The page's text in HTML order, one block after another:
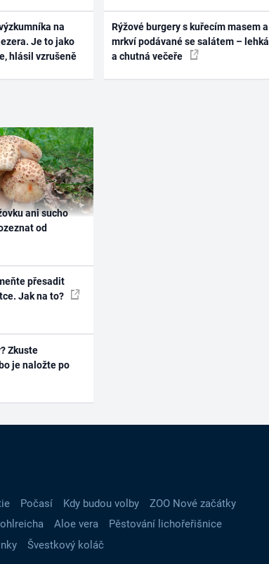
na
Je to jako
hlásil vzrušeně
Rýžové burgery s kuřecím masem a
mrkví podávané se salátem – lehká
a chutná večeře
ani sucho
od
přesadit
Jak na to?
Zkuste
je naložte po
Počasí Kdy budou volby
ZOO Nové začátky
Aloe vera
Pěstování lichořeřišnice
Švestkový koláč